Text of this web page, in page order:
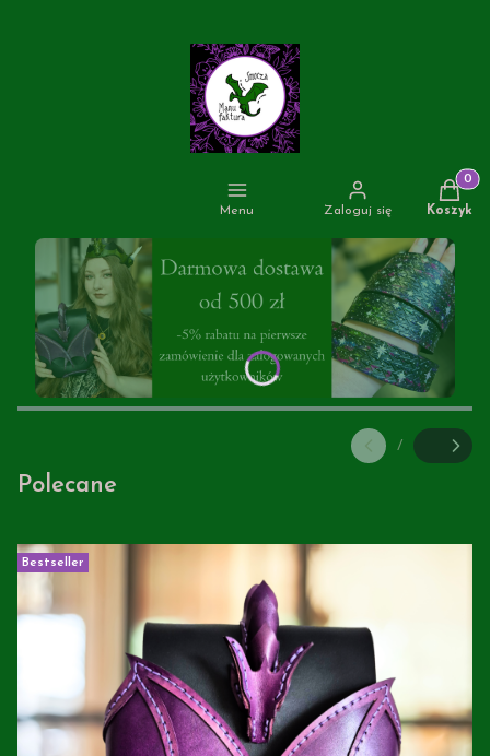
Menu Zaloguj się Koszyk
Slajd
/
z
Polecane
Bestseller